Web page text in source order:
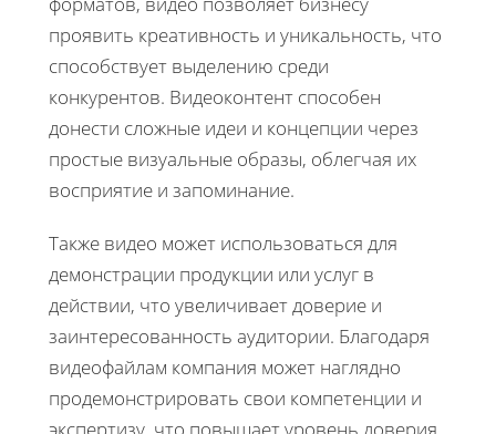
проявить креативность и уникальность, что
способствует выделению среди
конкурентов. Видеоконтент способен
донести сложные идеи и концепции через
простые визуальные образы, облегчая их
восприятие и запоминание.
Также видео может использоваться для
демонстрации продукции или услуг в
действии, что увеличивает доверие и
заинтересованность аудитории. Благодаря
видеофайлам компания может наглядно
продемонстрировать свои компетенции и
экспертизу, что повышает уровень доверия